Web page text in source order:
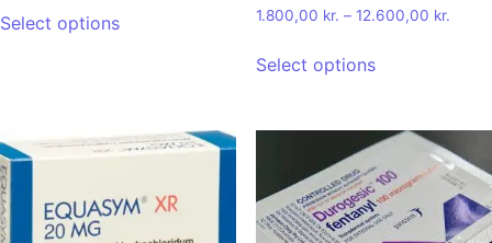
Select options
Rated
4.92
1.800,00 kr. – 12.600,00 kr.
Select options